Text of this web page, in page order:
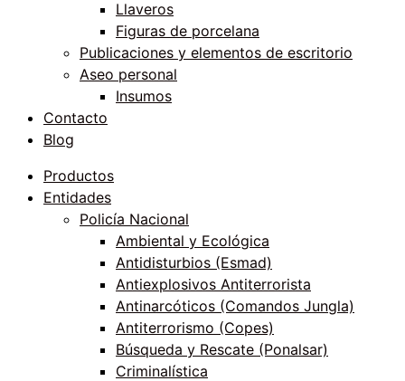
Llaveros
Figuras de porcelana
Publicaciones y elementos de escritorio
Aseo personal
Insumos
Contacto
Blog
Productos
Entidades
Policía Nacional
Ambiental y Ecológica
Antidisturbios (Esmad)
Antiexplosivos Antiterrorista
Antinarcóticos (Comandos Jungla)
Antiterrorismo (Copes)
Búsqueda y Rescate (Ponalsar)
Criminalística